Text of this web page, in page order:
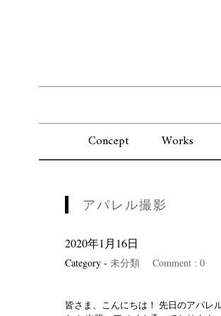
Concept Works
アパレル撮影
2020年1月16日
Category - 未分類 Comment : 0
皆さま、こんにちは！ 先日のアパ